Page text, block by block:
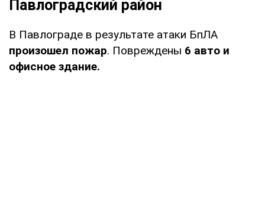
Павлоградский район
В Павлограде в результате атаки БпЛА
произошел пожар. Повреждены 6 авто и
офисное здание.